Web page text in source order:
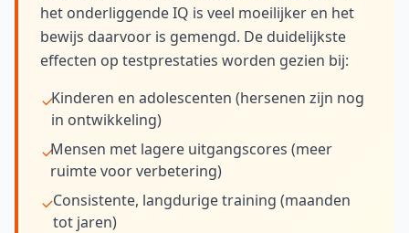
het onderliggende IQ is veel moeilijker en het
bewijs daarvoor is gemengd. De duidelijkste
effecten op testprestaties worden gezien bij:
Kinderen en adolescenten (hersenen zijn nog
in ontwikkeling)
Mensen met lagere uitgangscores (meer
ruimte voor verbetering)
Consistente, langdurige training (maanden
tot jaren)